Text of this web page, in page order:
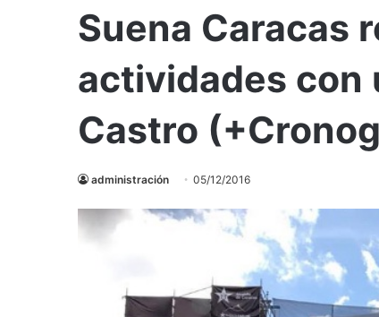
Suena Caracas
actividades con
Castro
administración 05/12/2016